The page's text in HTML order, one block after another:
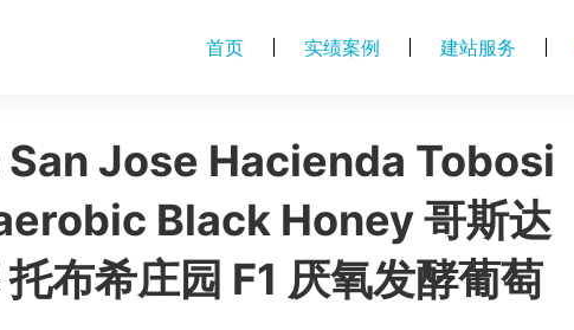
首页 实绩案例 建站服务
Jose Hacienda Tobosi
Black Honey 哥斯达
布希庄园 F1 厌氧发酵葡萄